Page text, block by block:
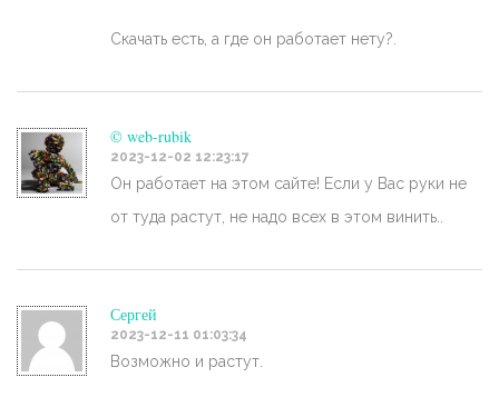
Скачать есть, а где он работает нету?.
© web-rubik
2023-12-02 12:23:17
Он работает на этом сайте! Если у Вас руки не
от туда растут, не надо всех в этом винить..
Сергей
2023-12-11 01:03:34
Возможно и растут.